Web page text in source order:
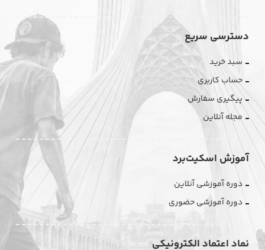
دسترسی سریع
سبد خرید
حساب کاربری
پیگیری سفارش
مجله آنلاین
آموزش اسکیت‌برد
دوره آموزشی آنلاین
دوره آموزشی حضوری
نماد اعتماد الکترونیکی